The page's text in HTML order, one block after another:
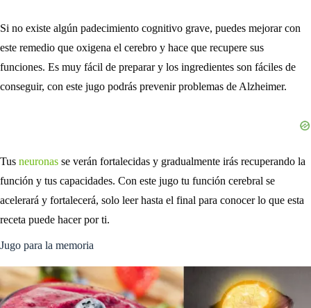
Si no existe algún padecimiento cognitivo grave, puedes mejorar con
este remedio que oxigena el cerebro y hace que recupere sus
funciones. Es muy fácil de preparar y los ingredientes son fáciles de
conseguir, con este jugo podrás prevenir problemas de Alzheimer.
Tus neuronas se verán fortalecidas y gradualmente irás recuperando la
función y tus capacidades. Con este jugo tu función cerebral se
acelerará y fortalecerá, solo leer hasta el final para conocer lo que esta
receta puede hacer por ti.
Jugo para la memoria